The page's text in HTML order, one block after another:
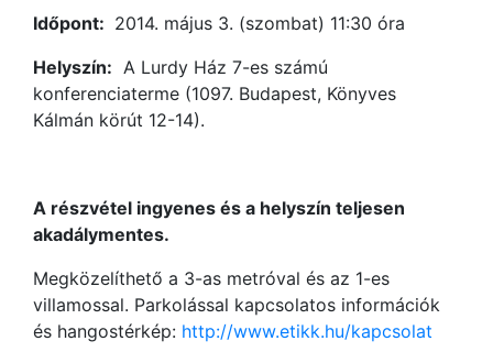
Időpont: 2014. május 3. (szombat) 11:30 óra
Helyszín: A Lurdy Ház 7-es számú
konferenciaterme (1097. Budapest, Könyves
Kálmán körút 12-14).
A részvétel ingyenes és a helyszín teljesen
akadálymentes.
Megközelíthető a 3-as metróval és az 1-es
villamossal. Parkolással kapcsolatos információk
és hangostérkép: http://www.etikk.hu/kapcsolat